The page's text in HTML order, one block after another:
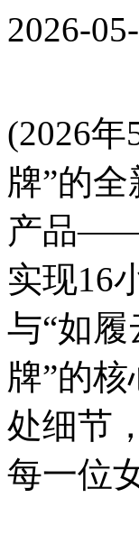
2026-
(2026
牌”的
产品——
实现16
与“如
牌”的
处细节
每一位